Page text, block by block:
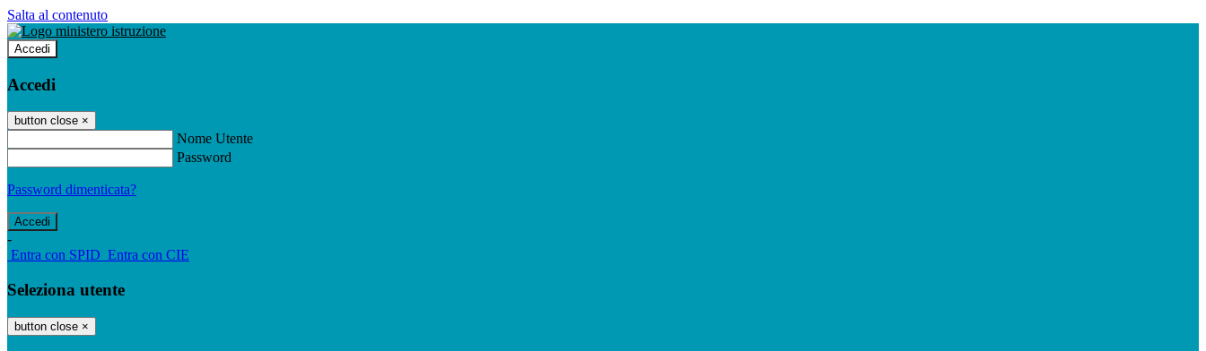
Salta al contenuto
Accedi
Accedi
button close ×
Nome Utente
Password
Password dimenticata?
-
Entra con SPID Entra con CIE
Seleziona utente
button close ×